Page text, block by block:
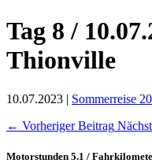
Tag 8 /
Thionville
10.07.2023 | Sommerreise
← Vorheriger Beitrag
Motorstunden 5.1 /